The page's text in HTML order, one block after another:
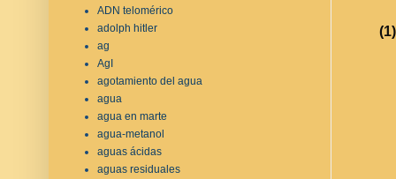
(1)
ADN telomérico
adolph hitler
ag
AgI
agotamiento del agua
agua
agua en marte
agua-metanol
aguas ácidas
aguas residuales